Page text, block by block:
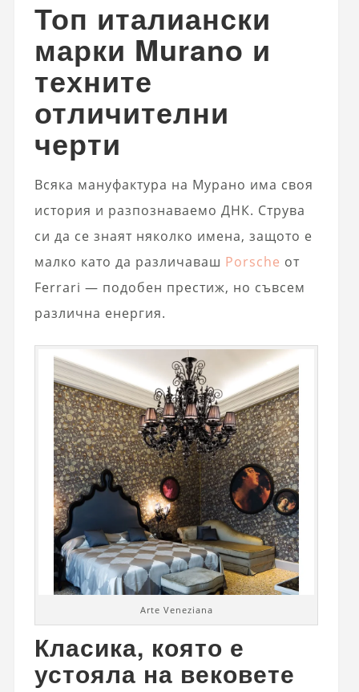
Топ италиански
марки Murano и
техните
отличителни
черти
Всяка мануфактура на Мурано има своя
история и разпознаваемо ДНК. Струва
си да се знаят няколко имена, защото е
малко като да различаваш Porsche от
Ferrari — подобен престиж, но съвсем
различна енергия.
Arte Veneziana
Класика, която е
устояла на вековете